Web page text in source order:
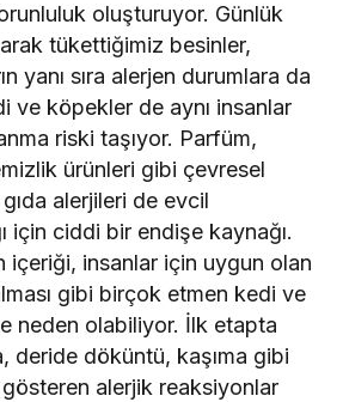
oluşturuyor. Günlük
tükettiğimiz besinler,
yanı sıra alerjen durumlara da
ve köpekler de aynı insanlar
riski taşıyor. Parfüm,
ürünleri gibi çevresel
alerjileri de evcil
için ciddi bir endişe kaynağı.
içeriği, insanlar için uygun olan
gibi birçok etmen kedi ve
neden olabiliyor. İlk etapta
deride döküntü, kaşıma gibi
alerjik reaksiyonlar